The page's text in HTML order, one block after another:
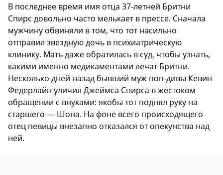
В последнее время имя отца 37-летней Бритни
Спирс довольно часто мелькает в прессе. Сначала
мужчину обвиняли в том, что тот насильно
отправил звездную дочь в психиатрическую
клинику. Мать даже обратилась в суд, чтобы узнать,
какими именно медикаментами лечат Бритни.
Несколько дней назад бывший муж поп-дивы Кевин
Федерлайн уличил Джеймса Спирса в жестоком
обращении с внуками: якобы тот поднял руку на
старшего — Шона. На фоне всего происходящего
отец певицы внезапно отказался от опекунства над
ней.